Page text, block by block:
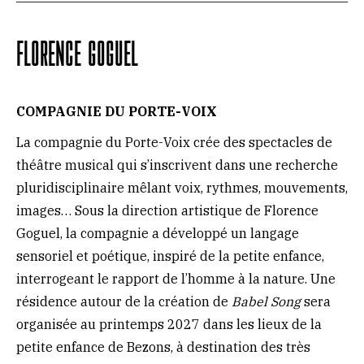
FLORENCE GOGUEL
COMPAGNIE DU PORTE-VOIX
La compagnie du Porte-Voix crée des spectacles de
théâtre musical qui s’inscrivent dans une recherche
pluridisciplinaire mêlant voix, rythmes, mouvements,
images… Sous la direction artistique de Florence
Goguel, la compagnie a développé un langage
sensoriel et poétique, inspiré de la petite enfance,
interrogeant le rapport de l’homme à la nature. Une
résidence autour de la création de Babel Songsera
organisée au printemps 2027 dans les lieux de la
petite enfance de Bezons, à destination des très